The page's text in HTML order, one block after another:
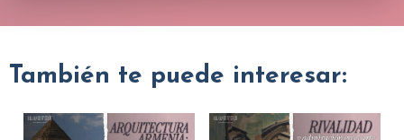
También te puede interesar: